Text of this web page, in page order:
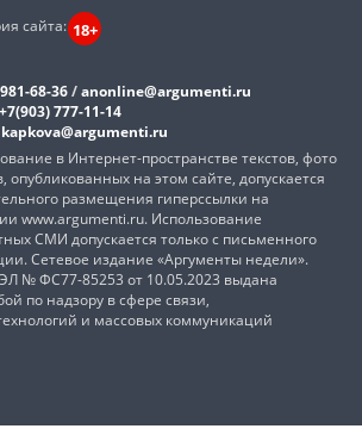
сайта: 18+
68-36/anonline@argumenti.ru
+7(903) 777-11-14
kapkova@argumenti.ru
в Интернет-пространстве текстов, фото
опубликованных на этом сайте, допускается
размещения гиперссылки на
www.argumenti.ru. Использование
СМИ допускается только с письменного
Сетевое издание «Аргументы недели».
№ ФС77-85253 от 10.05.2023 выдана
по надзору в сфере связи,
и массовых коммуникаций